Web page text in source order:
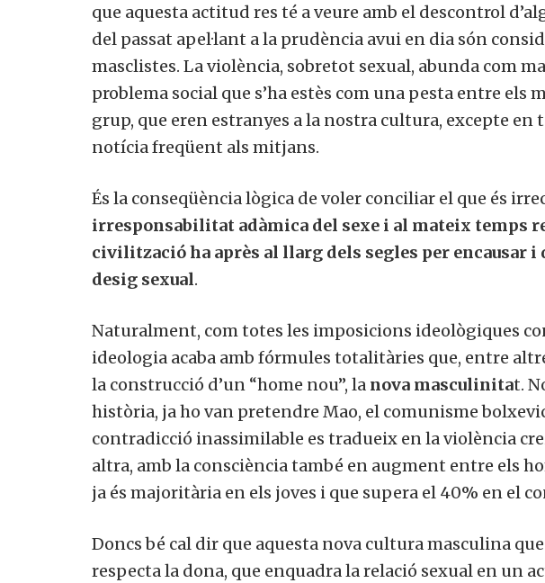
que aquesta actitud res té a veure amb el descontrol
del passat apel·lant a la prudència avui en dia són
masclistes. La violència, sobretot sexual, abunda com
problema social que s’ha estès com una pesta entre els
grup, que eren estranyes a la nostra cultura, excepte en
notícia freqüent als mitjans.
És la conseqüència lògica de voler conciliar el que és
irresponsabilitat adàmica del sexe i al mateix temps
civilització ha après al llarg dels segles per encausar
desig sexual.
Naturalment, com totes les imposicions ideològiques
ideologia acaba amb fórmules totalitàries que, entre
la construcció d’un “home nou”, lanova masculinitat.
història, ja ho van pretendre Mao, el comunisme
contradicció inassimilable es tradueix en la violència
altra, amb la consciència també en augment entre els
ja és majoritària en els joves i que supera el 40% en el
Doncs bé cal dir que aquesta nova cultura masculina
respecta la dona, que enquadra la relació sexual en un